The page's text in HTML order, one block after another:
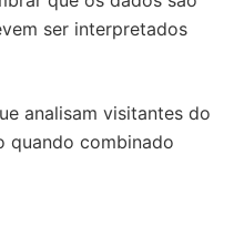
ser interpretados
analisam visitantes do
quando combinado